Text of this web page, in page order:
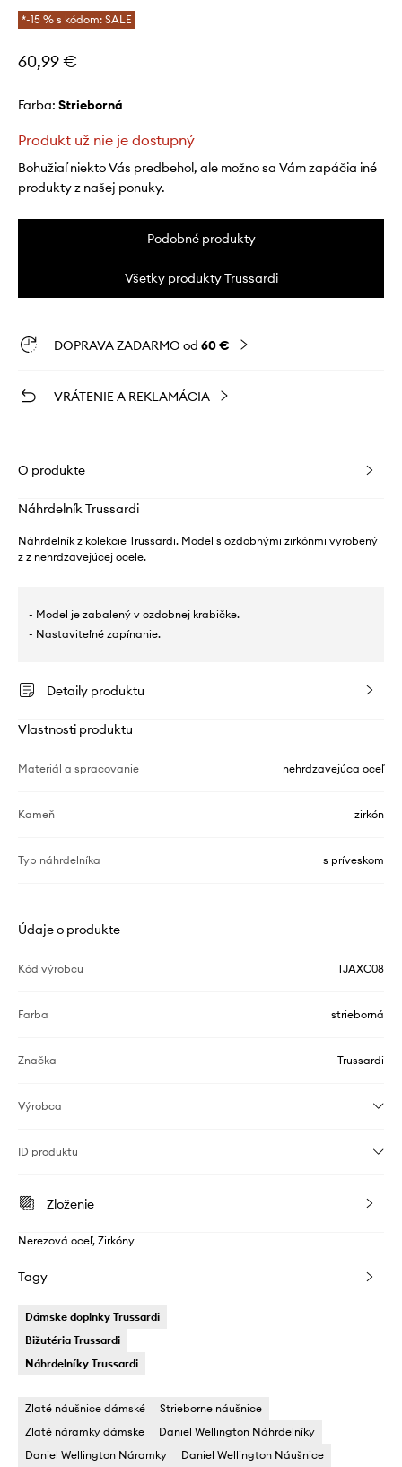
*-15 % s kódom: SALE
60,99 €
Farba: strieborná
Produkt už nie je dostupný
Bohužiaľ niekto Vás predbehol, ale možno sa Vám zapáčia iné
produkty z našej ponuky.
Podobné produkty
Všetky produkty Trussardi
DOPRAVA ZADARMO od 60 €
VRÁTENIE A REKLAMÁCIA
O produkte
Náhrdelník Trussardi
Náhrdelník z kolekcie Trussardi. Model s ozdobnými zirkónmi vyrobený
z z nehrdzavejúcej ocele.
- Model je zabalený v ozdobnej krabičke.
- Nastaviteľné zapínanie.
Detaily produktu
Vlastnosti produktu
Materiál a spracovanie nehrdzavejúca oceľ
Kameň zirkón
Typ náhrdelníka s príveskom
Údaje o produkte
Kód výrobcu TJAXC08
Farba strieborná
Značka Trussardi
Výrobca
ID produktu
Zloženie
Nerezová oceľ, Zirkóny
Tagy
Dámske doplnky Trussardi
Bižutéria Trussardi
Náhrdelníky Trussardi
Zlaté náušnice dámské
Strieborne náušnice
Zlaté náramky dámske
Daniel Wellington Náhrdelníky
Daniel Wellington Náramky
Daniel Wellington Náušnice